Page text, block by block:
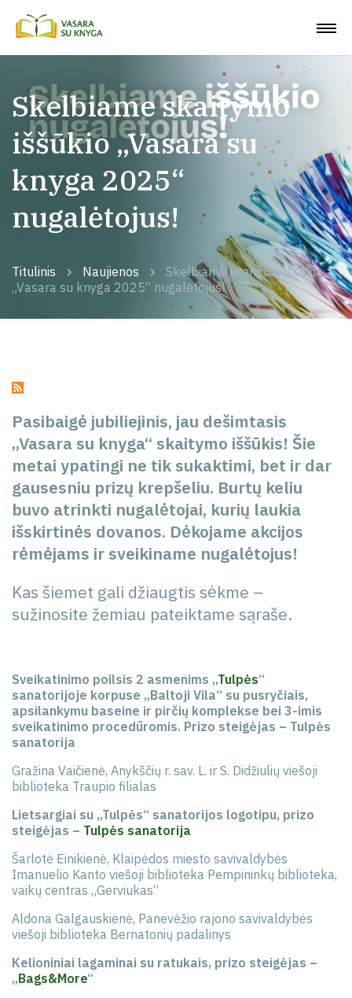
Skelbiame skaitymo
iššūkio „Vasara su
knyga 2025“
nugalėtojus!
Titulinis Naujienos
Skelbiame skaitymo iššūkio
„Vasara su knyga 2025“ nugalėtojus!
Pasibaigė jubiliejinis, jau dešimtasis
„Vasara su knyga“ skaitymo iššūkis! Šie
metai ypatingi ne tik sukaktimi, bet ir dar
gausesniu prizų krepšeliu. Burtų keliu
buvo atrinkti nugalėtojai, kurių laukia
išskirtinės dovanos. Dėkojame akcijos
rėmėjams ir sveikiname nugalėtojus!
Kas šiemet gali džiaugtis sėkme –
sužinosite žemiau pateiktame sąraše.
Sveikatinimo poilsis 2 asmenims „Tulpės“
sanatorijoje korpuse „Baltoji Vila“ su pusryčiais,
apsilankymu baseine ir pirčių komplekse bei 3-imis
sveikatinimo procedūromis. Prizo steigėjas – Tulpės
sanatorija
Gražina Vaičienė, Anykščių r. sav. L. ir S. Didžiulių viešoji
biblioteka Traupio filialas
Lietsargiai su „Tulpės“ sanatorijos logotipu, prizo
steigėjas – Tulpės sanatorija
Šarlotė Einikienė, Klaipėdos miesto savivaldybės
Imanuelio Kanto viešoji biblioteka Pempininkų biblioteka,
vaikų centras „Gerviukas“
Aldona Galgauskienė, Panevėžio rajono savivaldybės
viešoji biblioteka Bernatonių padalinys
Kelioniniai lagaminai su ratukais, prizo steigėjas –
„Bags&More“